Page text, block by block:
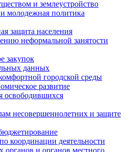
и землеустройство
молодежная политика
защита населения
неформальной занятости
закупок
данных
городской среды
развитие
освободившихся
несовершеннолетних и защите
координации деятельности